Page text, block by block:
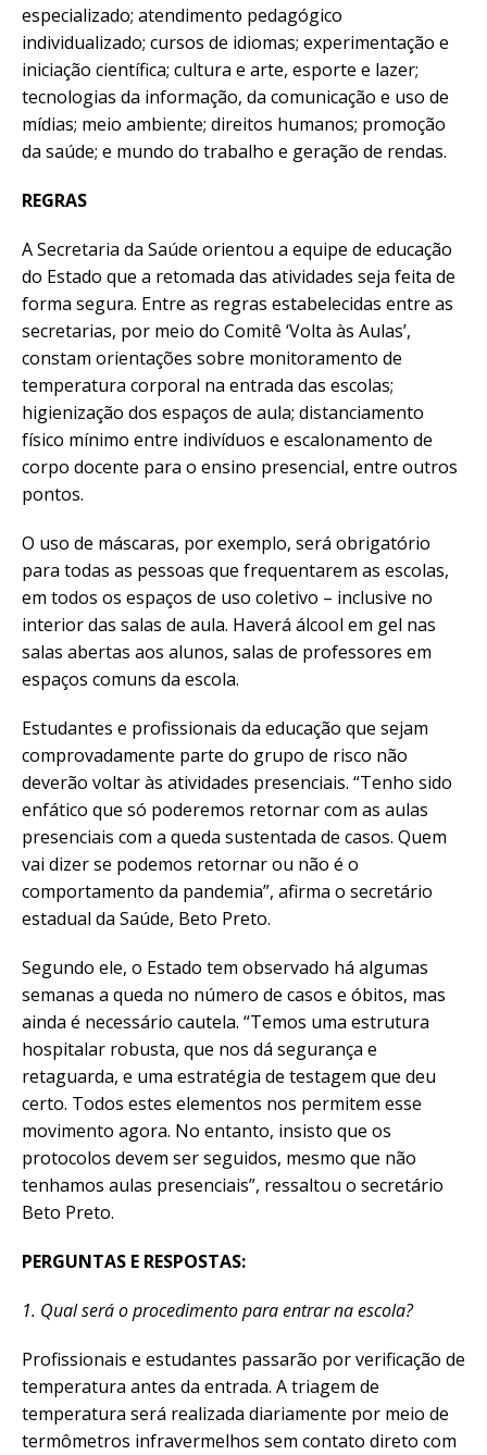
especializado; atendimento pedagógico
individualizado; cursos de idiomas; experimentação e
iniciação científica; cultura e arte, esporte e lazer;
tecnologias da informação, da comunicação e uso de
mídias; meio ambiente; direitos humanos; promoção
da saúde; e mundo do trabalho e geração de rendas.
REGRAS
A Secretaria da Saúde orientou a equipe de educação
do Estado que a retomada das atividades seja feita de
forma segura. Entre as regras estabelecidas entre as
secretarias, por meio do Comitê ‘Volta às Aulas’,
constam orientações sobre monitoramento de
temperatura corporal na entrada das escolas;
higienização dos espaços de aula; distanciamento
físico mínimo entre indivíduos e escalonamento de
corpo docente para o ensino presencial, entre outros
pontos.
O uso de máscaras, por exemplo, será obrigatório
para todas as pessoas que frequentarem as escolas,
em todos os espaços de uso coletivo – inclusive no
interior das salas de aula. Haverá álcool em gel nas
salas abertas aos alunos, salas de professores em
espaços comuns da escola.
Estudantes e profissionais da educação que sejam
comprovadamente parte do grupo de risco não
deverão voltar às atividades presenciais. “Tenho sido
enfático que só poderemos retornar com as aulas
presenciais com a queda sustentada de casos. Quem
vai dizer se podemos retornar ou não é o
comportamento da pandemia”, afirma o secretário
estadual da Saúde, Beto Preto.
Segundo ele, o Estado tem observado há algumas
semanas a queda no número de casos e óbitos, mas
ainda é necessário cautela. “Temos uma estrutura
hospitalar robusta, que nos dá segurança e
retaguarda, e uma estratégia de testagem que deu
certo. Todos estes elementos nos permitem esse
movimento agora. No entanto, insisto que os
protocolos devem ser seguidos, mesmo que não
tenhamos aulas presenciais”, ressaltou o secretário
Beto Preto.
PERGUNTAS E RESPOSTAS:
1. Qual será o procedimento para entrar na escola?
Profissionais e estudantes passarão por verificação de
temperatura antes da entrada. A triagem de
temperatura será realizada diariamente por meio de
termômetros infravermelhos sem contato direto com